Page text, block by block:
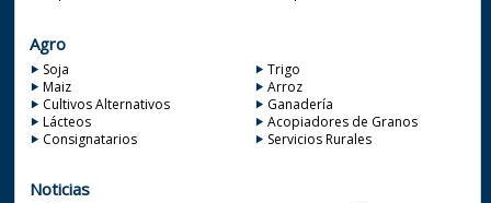
Agro
Soja
Trigo
Maiz
Arroz
Cultivos Alternativos
Ganadería
Lácteos
Acopiadores de Granos
Consignatarios
Servicios Rurales
Noticias